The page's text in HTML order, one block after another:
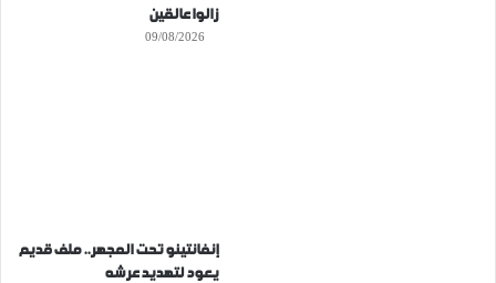
زالوا عالقين
09/08/2026
إنفانتينو تحت المجهر.. ملف قديم
يعود لتهديد عرشه